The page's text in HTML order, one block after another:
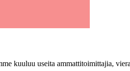
kuuluu useita ammattitoimittajia,